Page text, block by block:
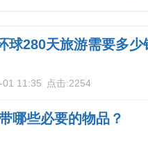
球280天旅游需要多少
01 11:35 点击:2254
哪些必要的物品？